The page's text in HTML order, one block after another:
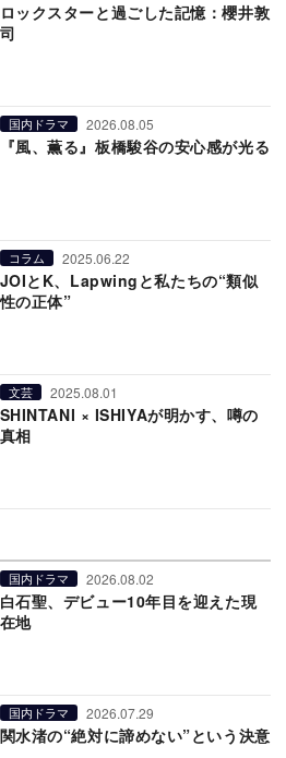
ロックスターと過ごした記憶：櫻井敦
司
国内ドラマ 2026.08.05
『風、薫る』板橋駿谷の安心感が光る
コラム 2025.06.22
JOIとK、Lapwingと私たちの“類似
性の正体”
文芸 2025.08.01
SHINTANI × ISHIYAが明かす、噂の
真相
国内ドラマ 2026.08.02
白石聖、デビュー10年目を迎えた現
在地
国内ドラマ 2026.07.29
関水渚の“絶対に諦めない”という決意